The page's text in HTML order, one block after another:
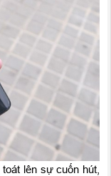
toát lên sự cuốn hút,